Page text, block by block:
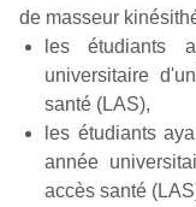
de masseur
les étudiants
universitaire
santé (LAS),
les étudiants
année
accès santé